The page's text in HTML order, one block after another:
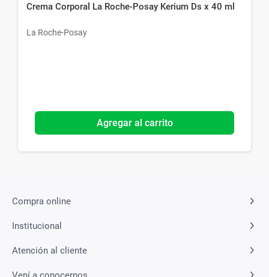
Crema Corporal La Roche-Posay Kerium Ds x 40 ml
La Roche-Posay
Agregar al carrito
Compra online
Institucional
Atención al cliente